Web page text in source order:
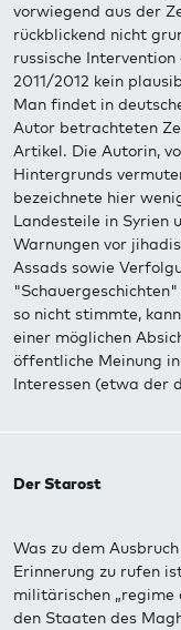
vorwiegend aus der
rückblickend nicht
russische
2011/2012 kein
Man findet in
Autor betrachteten
Artikel. Die Autorin,
Hintergrunds
bezeichnete hier
Landesteile in Syrien
Warnungen vor
Assads sowie
so nicht stimmte,
einer möglichen
öffentliche Meinung
Interessen (etwa der
Der Starost
Was zu dem
Erinnerung zu rufen
militärischen „regime
den Staaten des